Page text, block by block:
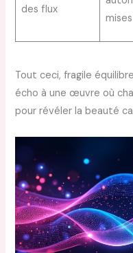
des flux
Tout ceci, fragile
écho à une œuvre où
pour révéler la beauté